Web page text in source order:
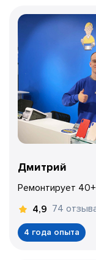
Дмитрий
Ремонтирует
4,9 74
4 года опыта